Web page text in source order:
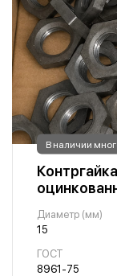
В наличии
Диаметр (мм)
15
ГОСТ
8961-75